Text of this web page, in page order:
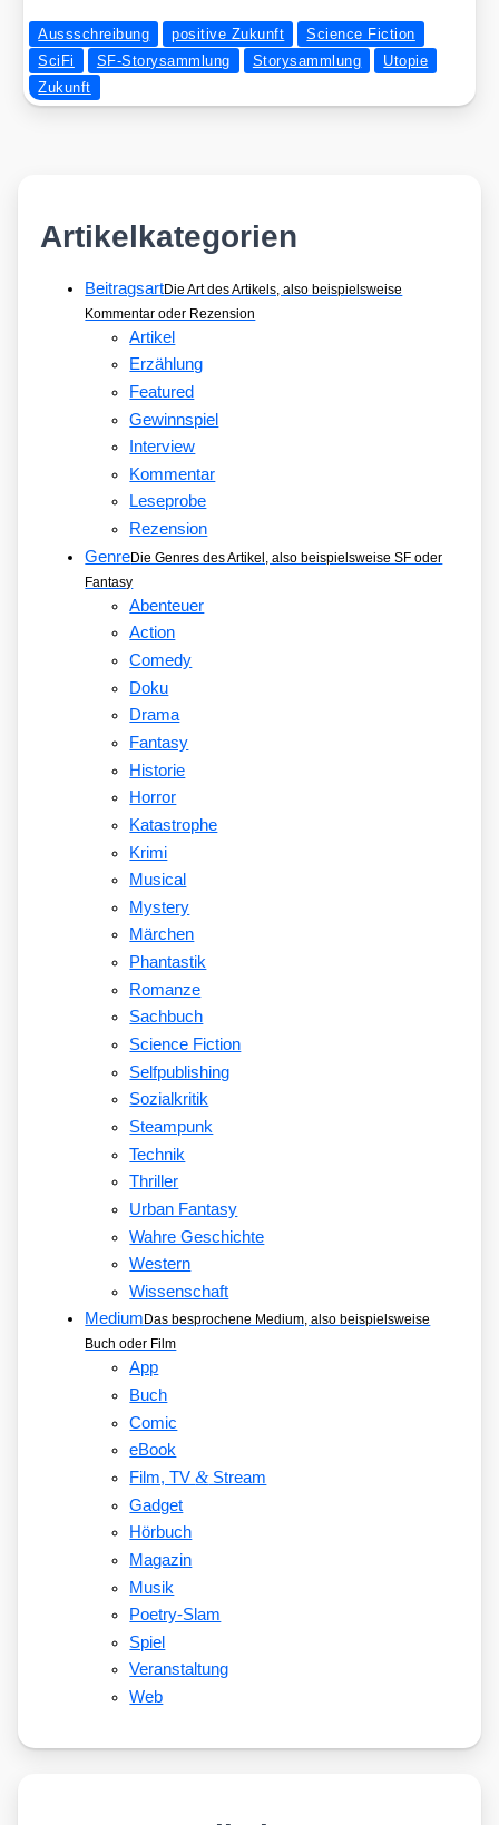
Aussschreibung positive Zukunft
Science Fiction
SciFi
SF-Storysammlung Storysammlung
Utopie
Zukunft
Artikelkategorien
BeitragsartDie Art des Artikels, also beispielsweise
Kommentar oder Rezension
Artikel
Erzählung
Featured
Gewinnspiel
Interview
Kommentar
Leseprobe
Rezension
GenreDie Genres des Artikel, also beispielsweise SF oder
Fantasy
Abenteuer
Action
Comedy
Doku
Drama
Fantasy
Historie
Horror
Katastrophe
Krimi
Musical
Mystery
Märchen
Phantastik
Romanze
Sachbuch
Science Fiction
Selfpublishing
Sozialkritik
Steampunk
Technik
Thriller
Urban Fantasy
Wahre Geschichte
Western
Wissenschaft
Medium Das besprochene Medium, also beispielsweise
Buch oder Film
App
Buch
Comic
eBook
Film, TV&Stream
Gadget
Hörbuch
Magazin
Musik
Poetry-Slam
Spiel
Veranstaltung
Web